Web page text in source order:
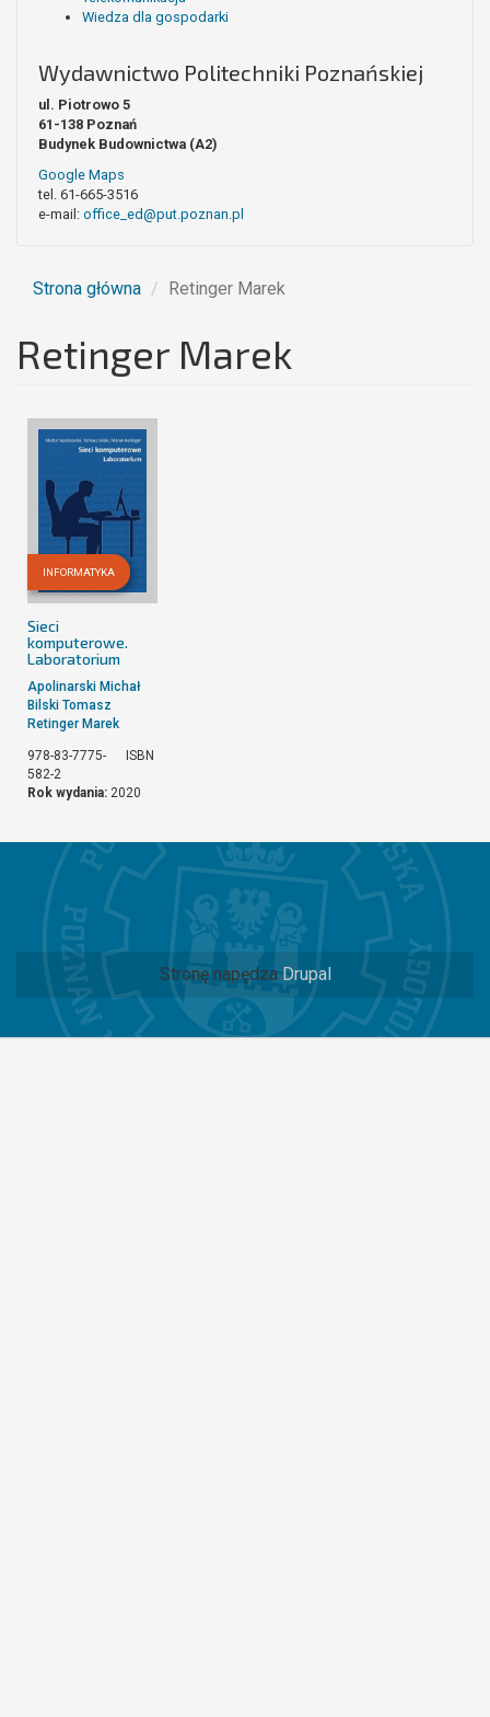
Wiedza dla gospodarki
Wydawnictwo Politechniki Poznańskiej
ul. Piotrowo 5
61-138 Poznań
Budynek Budownictwa (A2)
Google Maps
tel. 61-665-3516
e-mail: office_ed@put.poznan.pl
Strona główna Retinger Marek
Retinger Marek
INFORMATYKA
Sieci
komputerowe.
Laboratorium
Apolinarski Michał
Bilski Tomasz
Retinger Marek
978-83-7775-
582-2
ISBN
Rok wydania: 2020
Stronę napędza Drupal